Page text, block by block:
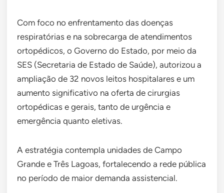
Com foco no enfrentamento das doenças
respiratórias e na sobrecarga de atendimentos
ortopédicos, o Governo do Estado, por meio da
SES (Secretaria de Estado de Saúde), autorizou a
ampliação de 32 novos leitos hospitalares e um
aumento significativo na oferta de cirurgias
ortopédicas e gerais, tanto de urgência e
emergência quanto eletivas.
A estratégia contempla unidades de Campo
Grande e Três Lagoas, fortalecendo a rede pública
no período de maior demanda assistencial.